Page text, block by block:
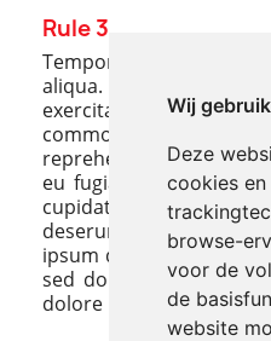
Wij
Deze
cookies en
browse-
voor de
de
website
Rule 3
Tempor incididunt ut
aliqua. Ut enim ad
exercitation ullamco
commodo consequat.
reprehenderit in
eu fugiat nulla pariatur.
cupidatat non
deserunt mollit anim
ipsum dolor sit amet
sed do eiusmod
dolore magna aliqua. Ut